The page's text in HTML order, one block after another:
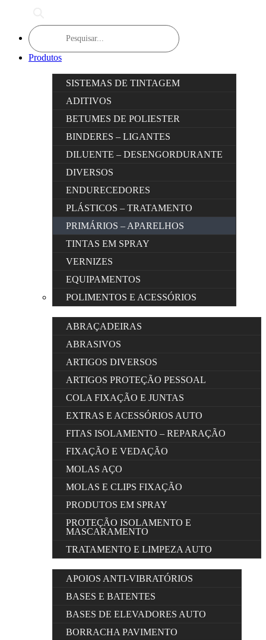
Products
search
Produtos
SISTEMAS DE TINTAGEM
ADITIVOS
BETUMES DE POLIESTER
BINDERES – LIGANTES
DILUENTE – DESENGORDURANTE
DIVERSOS
ENDURECEDORES
PLÁSTICOS – TRATAMENTO
PRIMÁRIOS – APARELHOS
TINTAS EM SPRAY
VERNIZES
EQUIPAMENTOS
POLIMENTOS E ACESSÓRIOS
ABRAÇADEIRAS
ABRASIVOS
ARTIGOS DIVERSOS
ARTIGOS PROTEÇÃO PESSOAL
COLA FIXAÇÃO E JUNTAS
EXTRAS E ACESSÓRIOS AUTO
FITAS ISOLAMENTO – REPARAÇÃO
FIXAÇÃO E VEDAÇÃO
MOLAS AÇO
MOLAS E CLIPS FIXAÇÃO
PRODUTOS EM SPRAY
PROTEÇÃO ISOLAMENTO E
MASCARAMENTO
TRATAMENTO E LIMPEZA AUTO
APOIOS ANTI-VIBRATÓRIOS
BASES E BATENTES
BASES DE ELEVADORES AUTO
BORRACHA PAVIMENTO